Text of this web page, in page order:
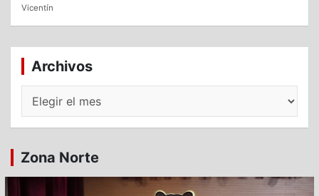
Vicentín
Archivos
Archivos
Zona Norte